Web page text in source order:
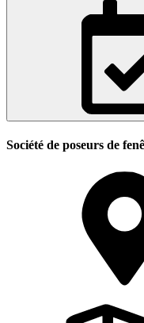
Société de poseurs de